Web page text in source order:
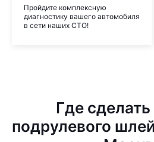
Пройдите комплексную
диагностику вашего автомобиля
в сети наших СТО!
Где
подрулевого